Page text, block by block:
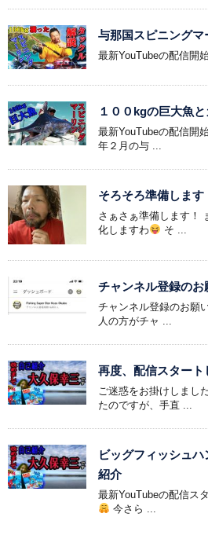
与那国スピニング
最新YouTubeの配信開
１００kgの巨大魚と
最新YouTubeの配信開
年２月の与 ...
そろそろ準備します
さぁさぁ準備します！
化しますわ
そ ...
チャンネル登録のお
チャンネル登録のお願
人の方がチャ ...
再度、配信スタート
ご迷惑をお掛けしまし
たのですが、手直 ...
ビッグフィッシュ
紹介
最新YouTubeの配信ス
今さら ...